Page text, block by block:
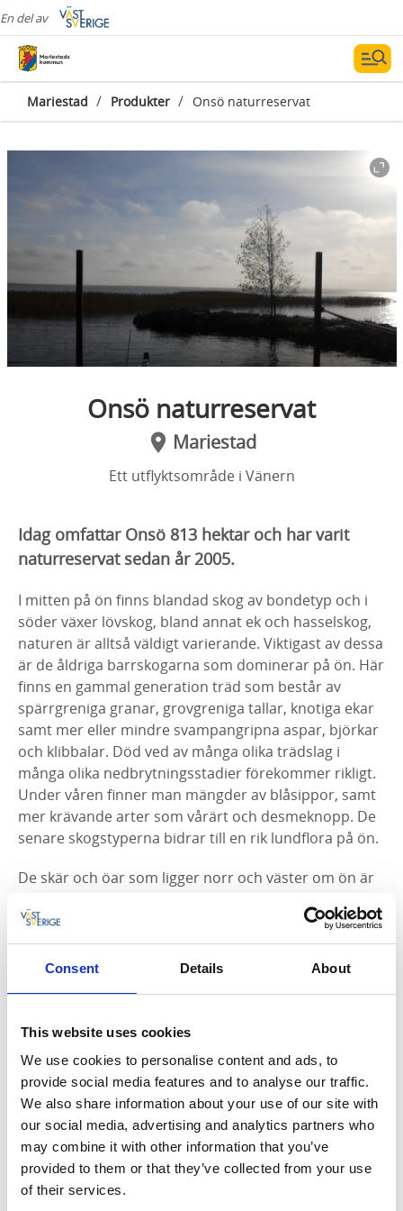
Consent Details About
This website uses cookies
We use cookies to personalise content and ads, to
provide social media features and to analyse our traffic.
We also share information about your use of our site with
our social media, advertising and analytics partners who
may combine it with other information that you’ve
provided to them or that they’ve collected from your use
of their services.
En del av
Mariestad / Produkter / Onsö naturreservat
Onsö naturreservat
Mariestad
Ett utflyktsområde i Vänern
Idag omfattar Onsö 813 hektar och har varit
naturreservat sedan år 2005.
I mitten på ön finns blandad skog av bondetyp och i
söder växer lövskog, bland annat ek och hasselskog,
naturen är alltså väldigt varierande. Viktigast av dessa
är de åldriga barrskogarna som dominerar på ön. Här
finns en gammal generation träd som består av
spärrgreniga granar, grovgreniga tallar, knotiga ekar
samt mer eller mindre svampangripna aspar, björkar
och klibbalar. Död ved av många olika trädslag i
många olika nedbrytningsstadier förekommer rikligt.
Under våren finner man mängder av blåsippor, samt
mer krävande arter som vårärt och desmeknopp. De
senare skogstyperna bidrar till en rik lundflora på ön.
De skär och öar som ligger norr och väster om ön är
havsstrut, skrattmås, silver och fisktärna häckar på
några av öarna. Onsö är en förhållandevis
kuperad och är ett omtyckt besöksmål. Under främst
naturhamnar och platser för bad och avkoppling.
Du är välkommen att besöka naturreservatet Onsö
men tänk på att det inte är tillåtet att:
framföra motordrivet fordon på land
färdas eller uppehålla sig inom de områden som